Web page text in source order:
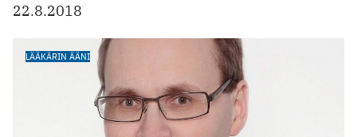
22.8.2018
LÄÄKÄRIN ÄÄNI